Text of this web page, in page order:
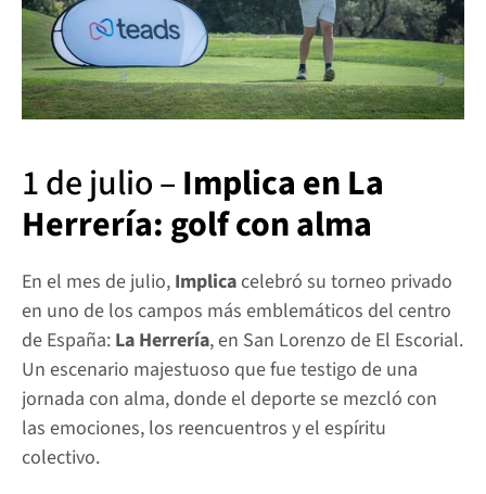
1 de julio – Implica en La
Herrería: golf con alma
En el mes de julio, Implica celebró su torneo privado
en uno de los campos más emblemáticos del centro
de España: La Herrería, en San Lorenzo de El Escorial.
Un escenario majestuoso que fue testigo de una
jornada con alma, donde el deporte se mezcló con
las emociones, los reencuentros y el espíritu
colectivo.